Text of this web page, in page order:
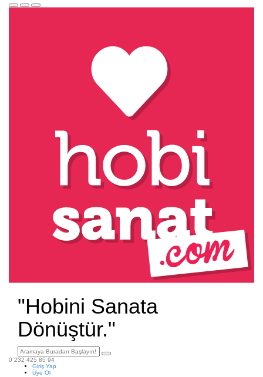
"Hobini Sanata
Dönüştür."
0 232 425 85 94
Giriş Yap
Üye Ol